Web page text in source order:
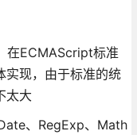
在ECMAScript标准
实现，由于标准的统
太大
、RegExp、Math